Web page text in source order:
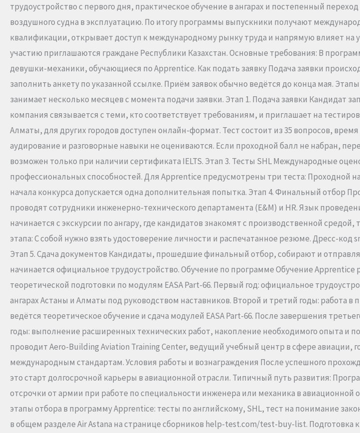
трудоустройство с первого дня, практическое обучение в ангарах и постепенный
воздушного судна в эксплуатацию. По итогу программы выпускники получают
квалификации, открывает доступ к международному рынку труда и напрямую влияет
участию приглашаются граждане Республики Казахстан. Основные требования: В
девушки-механики, обучающиеся по Apprentice. Как подать заявку Подача заявки
заполнить анкету по указанной ссылке. Приём заявок обычно ведётся до конца мая.
занимает несколько месяцев с момента подачи заявки. Этап 1. Подача заявки Кандидат
компания связывается с теми, кто соответствует требованиям, и приглашает на
Алматы, для других городов доступен онлайн-формат. Тест состоит из 35 вопросов,
аудирование и разговорные навыки не оцениваются. Если проходной балл не набран,
возможен только при наличии сертификата IELTS. Этап 3. Тесты SHL Международные
профессиональных способностей. Для Apprentice предусмотрены три теста: Проходной
начала конкурса допускается одна дополнительная попытка. Этап 4. Финальный отбор
проводят сотрудники инженерно-технического департамента (E&M) и HR. Язык
начинается с экскурсии по ангару, где кандидатов знакомят с производственной
этапа: С собой нужно взять удостоверение личности и распечатанное резюме. Дресс-код
Этап 5. Сдача документов Кандидаты, прошедшие финальный отбор, собирают и
начинается официальное трудоустройство. Обучение по программе Обучение Apprentice
теоретической подготовки по модулям EASA Part-66. Первый год: официальное
ангарах Астаны и Алматы под руководством наставников. Второй и третий годы: работа
ведётся теоретическое обучение и сдача модулей EASA Part-66. После завершения
годы: выполнение расширенных технических работ, накопление необходимого опыта и
проводит Aero-Building Aviation Training Center, ведущий учебный центр в сфере авиации,
международным стандартам. Условия работы и вознаграждения После успешного
это старт долгосрочной карьеры в авиационной отрасли. Типичный путь развития:
отсрочки от армии при работе по специальности инженера или механика в
этапы отбора в программу Apprentice: тесты по английскому, SHL, тест на понимание
в общем разделе Air Astana на странице сборников help-test.com/test-buy-list. Подготовка